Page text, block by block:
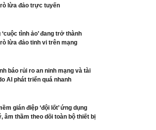
lừa đảo trực tuyến
‘cuộc tình ảo’ đang trở thành
lừa đảo tinh vi trên mạng
báo rủi ro an ninh mạng và tài
AI phát triển quá nhanh
gián điệp ‘đội lốt’ ứng dụng
âm thầm theo dõi toàn bộ thiết bị